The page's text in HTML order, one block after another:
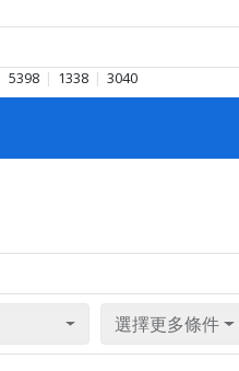
5398 1338 3040
選擇更多條件